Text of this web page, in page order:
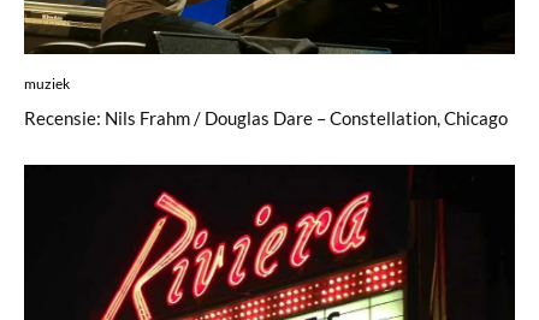
muziek
Recensie: Nils Frahm / Douglas Dare – Constellation, Chicago